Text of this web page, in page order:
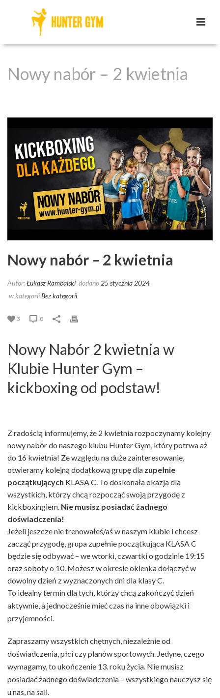
Nowy nabór – 2 kwietnia
Nowy nabór – 2 kwietnia
Autor:Łukasz Rambalski dodano 25 stycznia 2024
w kategoriiBez kategorii
3 0
Nowy Nabór 2 kwietnia w
Klubie Hunter Gym –
kickboxing od podstaw!
Z radością informujemy, że 2 kwietnia rozpoczynamy kolejny
nowy nabór do naszego klubu Hunter Gym, który potrwa aż
do 16 kwietnia! Ze względu na duże zainteresowanie,
otwieramy kolejną dodatkową grupę dla zupełnie
początkujących KLASA C. To doskonała okazja dla
wszystkich, którzy chcą rozpocząć swoją przygodę z
kickboxingiem. Nie musisz posiadać żadnego
doświadczenia!
Jeżeli jeszcze nie trenowałeś/aś w naszym klubie i chcesz
zacząć przygodę, grupa zupełnie początkująca KLASA C
będzie się odbywać – we wtorki, czwartki o godzinie 19:15
oraz soboty o 10. Możesz w okresie okienka dołączyć w
dowolny dzień z wyznaczonych dni dla klasy C.
To idealny termin dla tych, którzy chcą zakończyć dzień
aktywnie, a jednocześnie mieć czas na inne obowiązki i
przyjemności.
Zapraszamy wszystkich chętnych, niezależnie od
doświadczenia, płci czy planów sportowych. Jedyne, czego
wymagamy, to ukończenie 13. roku życia. Nie musisz
posiadać żadnego doświadczenia – wszystkiego nauczysz się
u nas, na sali.